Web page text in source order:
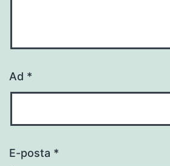
Ad *
E-posta *